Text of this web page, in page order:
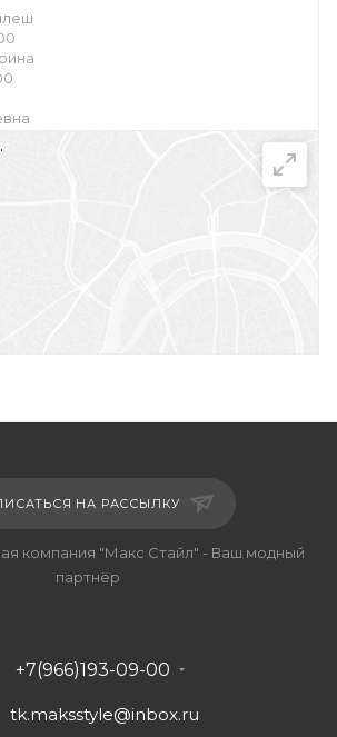
НА РАССЫЛКУ
компания "Макс Стайл" - Ваш модный
партнёр
+7(966)193-09-00
tk.maksstyle@inbox.ru